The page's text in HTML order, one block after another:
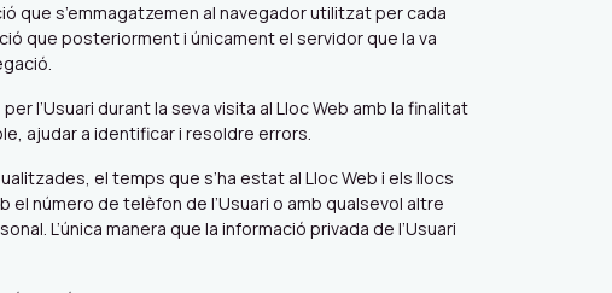
que s’emmagatzemen al navegador utilitzat per cada
que posteriorment i únicament el servidor que la va
l’Usuari durant la seva visita al Lloc Web amb la finalitat
ajudar a identificar i resoldre errors.
el temps que s’ha estat al Lloc Web i els llocs
número de telèfon de l’Usuari o amb qualsevol altre
L’única manera que la informació privada de l’Usuari